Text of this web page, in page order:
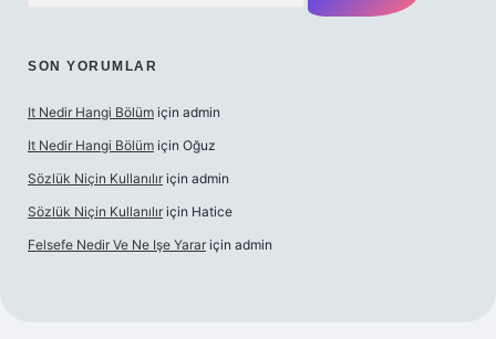
SON YORUMLAR
It Nedir Hangi Bölüm için admin
It Nedir Hangi Bölüm için Oğuz
Sözlük Niçin Kullanılır için admin
Sözlük Niçin Kullanılır için Hatice
Felsefe Nedir Ve Ne Işe Yarar için admin